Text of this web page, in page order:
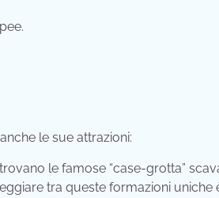
le sue attrazioni:
le famose “case-grotta”
tra queste formazioni uniche